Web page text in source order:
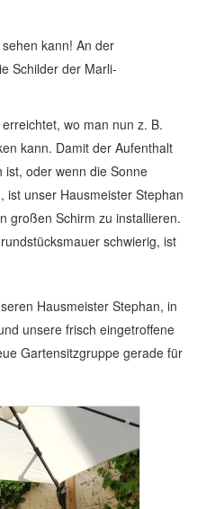
kann! An der
Schilder der Marli-
wo man nun z. B.
kann. Damit der Aufenthalt
oder wenn die Sonne
ist unser Hausmeister Stephan
großen Schirm zu installieren.
schwierig, ist
Hausmeister Stephan, in
unsere frisch eingetroffene
Gartensitzgruppe gerade für